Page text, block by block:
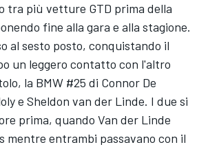
tra più vetture GTD prima della
fine alla gara e alla stagione.
al sesto posto, conquistando il
un leggero contatto con l'altro
la BMW #25 di Connor De
e Sheldon van der Linde. I due si
prima, quando Van der Linde
mentre entrambi passavano con il